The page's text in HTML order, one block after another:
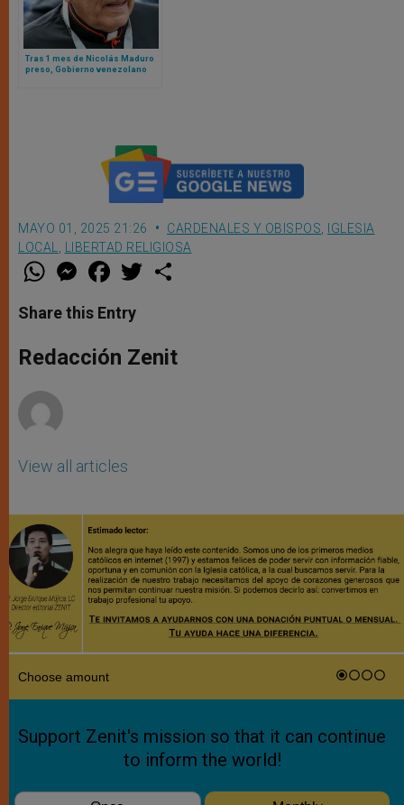
Tras 1 mes de Nicolás Maduro
preso, Gobierno venezolano
MAYO 01, 2025 21:26 CARDENALES Y OBISPOS
IGLESIA
LOCAL
LIBERTAD RELIGIOSA
W
t
s
p
p
M
e
s
e
g
e
F
a
e
b
o
k
w
r
Share this Entry
Redacción Zenit
View all articles